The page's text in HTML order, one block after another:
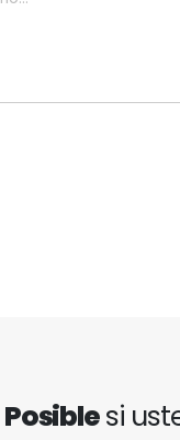
Posiblesi